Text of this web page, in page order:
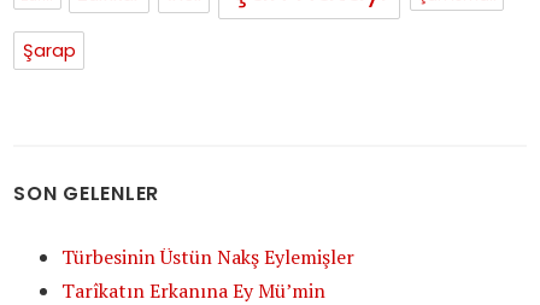
Şarap
SON GELENLER
Türbesinin Üstün Nakş Eylemişler
Tarîkatın Erkanına Ey Mü’min